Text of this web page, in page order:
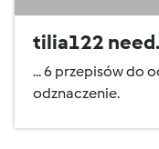
tilia122
... 6 przepisów do
odznaczenie.